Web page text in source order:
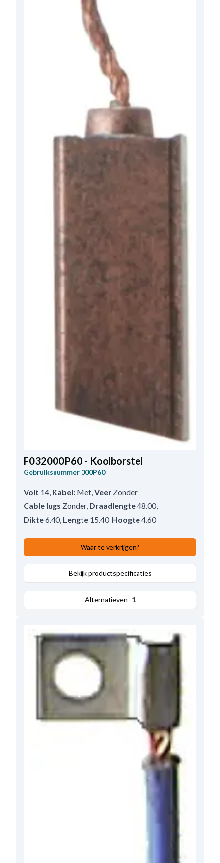
F032000P60 - Koolborstel
Gebruiksnummer 000P60
Volt 14 Kabel: Met Veer Zonder,
Cable lugs Zonder, Draadlengte48.00,
Dikte6.40, Lengte 15.40, Hoogte4.60
Waar te verkrijgen?
Bekijk productspecificaties
Alternatieven 1